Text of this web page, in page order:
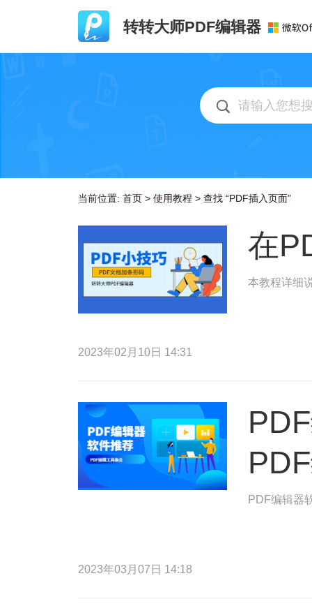
转转大师PDF编辑器
当前位置: 首页 > 使用教程 > 查找 “PDF插入页面”
在
本教程详细
2023年02月10日 14:31
PDF编辑器
2023年03月07日 14:18